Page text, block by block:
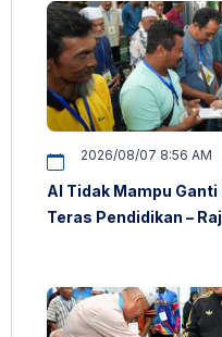
2026/08/07 8:56 AM
AI Tidak Mampu
Teras Pendidikan –